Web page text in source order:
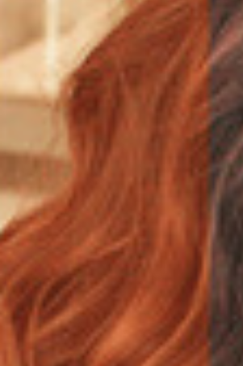
LEBLOG
RÉPERTOIRES